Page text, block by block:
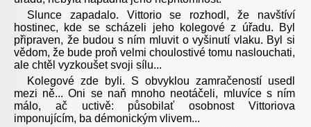
Slunce zapadalo. Vittorio se rozhodl, že navštíví
hostinec, kde se scházeli jeho kolegové z úřadu. Byl
připraven, že budou s ním mluvit o vyšinutí vlaku. Byl si
vědom, že bude proň velmi choulostivé tomu naslouchati,
ale chtěl vyzkoušet svoji sílu...
Kolegové zde byli. S obvyklou zamračeností usedl
mezi ně... Oni se naň mnoho neotáčeli, mluvíce s ním
málo, ač uctivě: působilať osobnost Vittoriova
imponujícím, ba démonickým vlivem...